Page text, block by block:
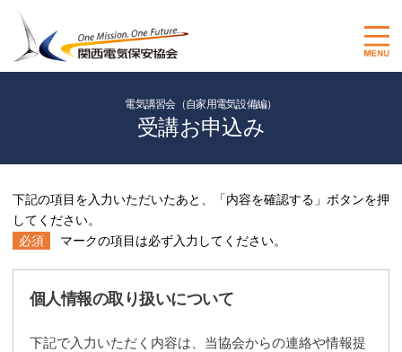
電気講習会（自家用電気設備編）
受講お申込み
下記の項目を入力いただいたあと、「内容を確認する」ボタンを押
してください。
必須
マークの項目は必ず入力してください。
個人情報の取り扱いについて
下記で入力いただく内容は、当協会からの連絡や情報提